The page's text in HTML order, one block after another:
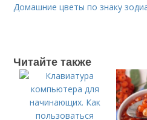
Домашние цветы по знаку
Читайте также